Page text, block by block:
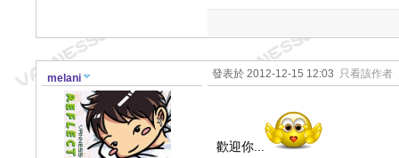
melani 發表於 2012-12-15 12:03 只看該作者
歡迎你...